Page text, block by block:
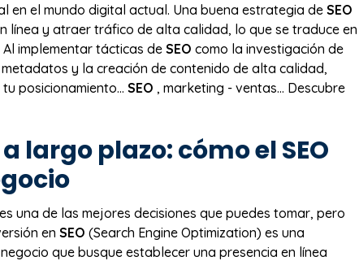
en el mundo digital actual. Una buena estrategia de SEO
línea y atraer tráfico de alta calidad, lo que se traduce en
implementar tácticas de SEO como la investigación de
y la creación de contenido de alta calidad,
posicionamiento… SEO , marketing - ventas… Descubre
a largo plazo: cómo elSEO
una de las mejores decisiones que puedes tomar, pero
en SEO (Search Engine Optimization) es una
que busque establecer una presencia en línea